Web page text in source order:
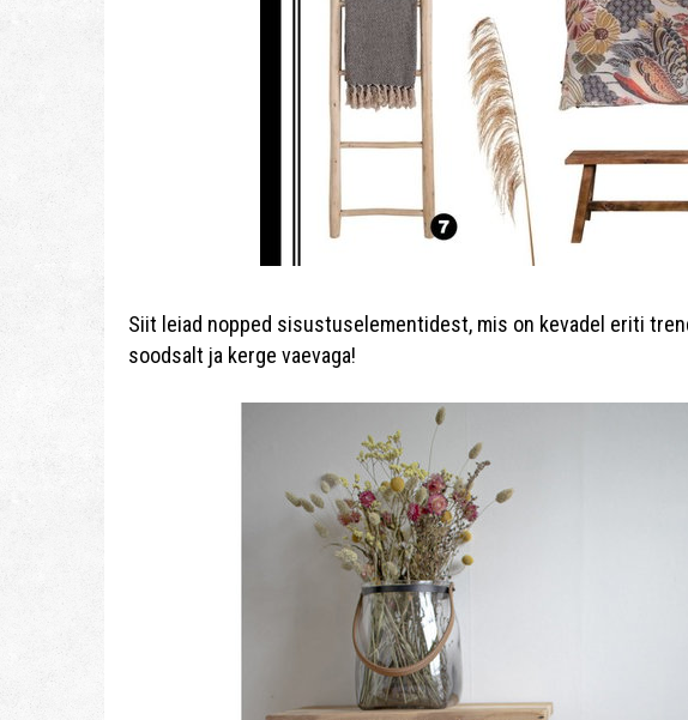
Siit leiad nopped sisustuselementidest, mis on kevadel eriti
soodsalt ja kerge vaevaga!